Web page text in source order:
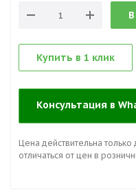
Купить в 1 клик
Консультация в
Цена действительна
отличаться от цен в